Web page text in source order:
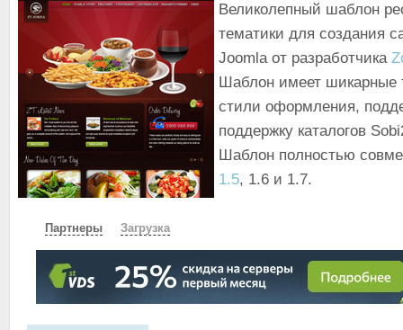
Великолепный шаблон
тематики для создания
Joomla от разработчика
Шаблон имеет шикарные
стили оформления,
поддержку каталогов
Шаблон полностью
1.5, 1.6 и 1.7.
Партнеры Загрузка
СКАЧАТЬ ЗЕРКАЛО ЗЕРКАЛО №2